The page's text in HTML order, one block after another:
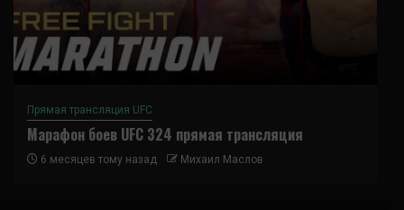
Прямая трансляция UFC
Марафон боев UFC 324 прямая трансляция
6 месяцев тому назад Михаил Маслов